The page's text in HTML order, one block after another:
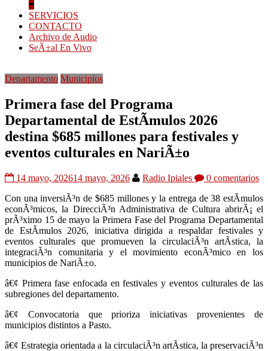
SERVICIOS
CONTACTO
Archivo de Audio
SeÃ±al En Vivo
Departamento Municipios
Primera fase del Programa
Departamental de EstÃ­mulos 2026
destina $685 millones para festivales y
eventos culturales en NariÃ±o
14 mayo, 202614 mayo, 2026 Radio Ipiales
0 comentarios
Con una inversiÃ³n de $685 millones y la entrega de 38 estÃ­mulos
econÃ³micos, la DirecciÃ³n Administrativa de Cultura abrirÃ¡ el
prÃ³ximo 15 de mayo la Primera Fase del Programa Departamental
de EstÃ­mulos 2026, iniciativa dirigida a respaldar festivales y
eventos culturales que promueven la circulaciÃ³n artÃ­stica, la
integraciÃ³n comunitaria y el movimiento econÃ³mico en los
municipios de NariÃ±o.
â€¢ Primera fase enfocada en festivales y eventos culturales de las
subregiones del departamento.
â€¢ Convocatoria que prioriza iniciativas provenientes de
municipios distintos a Pasto.
â€¢ Estrategia orientada a la circulaciÃ³n artÃ­stica, la preservaciÃ³n